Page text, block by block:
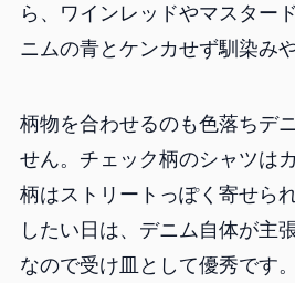
ら、ワインレッドやマスター
ニムの青とケンカせず馴染み
柄物を合わせるのも色落ちデ
せん。チェック柄のシャツは
柄はストリートっぽく寄せら
したい日は、デニム自体が主
なので受け皿として優秀です